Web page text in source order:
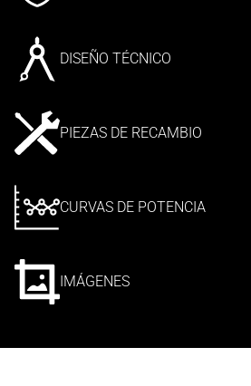
DISEÑO TÉCNICO
PIEZAS DE RECAMBIO
CURVAS DE POTENCIA
IMÁGENES